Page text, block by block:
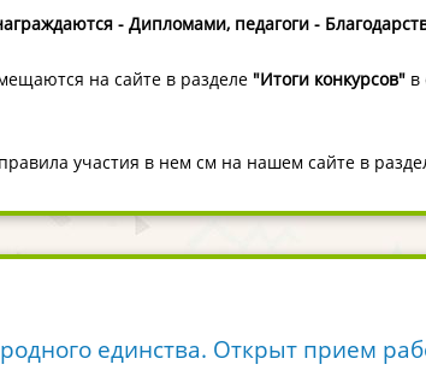
- Дипломами, педагоги -
на сайте в разделе "Итоги конкурсов" в
участия в нем см на нашем сайте в
единства. Открыт прием